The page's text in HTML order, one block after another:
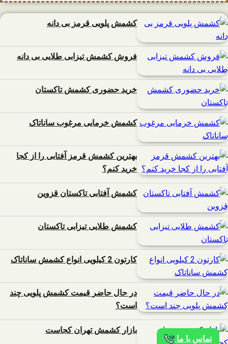
کشمش پلویی قرمز بی دانه
فروش کشمش تیزابی طلایی بی دانه
خرید حضوری کشمش تاکستان
کشمش خرمایی مرغوب ساناتاک
بهترین کشمش قرمز آفتابی را از کجا
خرید کنم؟
کشمش آفتابی تاکستان قزوین
کشمش طلایی تیزابی تاکستان
کارتون 2 کیلویی انواع کشمش ساناتاک
در حال حاضر قیمت کشمش پلویی چند
است؟
بازار کشمش تهران کجاست
تماس با ما